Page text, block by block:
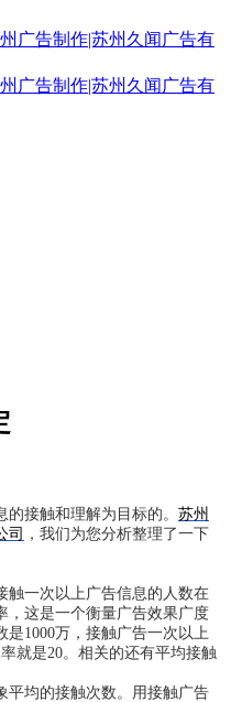
接触和理解为目标的。 苏州
司 ，我们为您分析整理了一下
触一次以上广告信息的人数在
，这是一个衡量广告效果广度
1000万，接触广告一次以上
就是20。相关的还有平均接触
平均的接触次数。用接触广告